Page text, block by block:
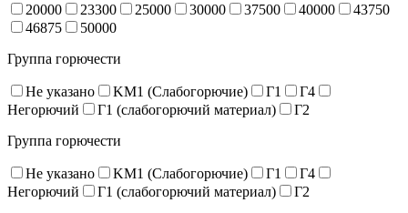
20000
23300 25000 30000 37500 40000
43750
46875
50000
Группа горючести
Не указано KM1 (Слабогорючие) Г1
Г4
Негорючий
Г1 (слабогорючий материал)
Г2
Группа горючести
Не указано KM1 (Слабогорючие) Г1
Г4
Негорючий
Г1 (слабогорючий материал)
Г2